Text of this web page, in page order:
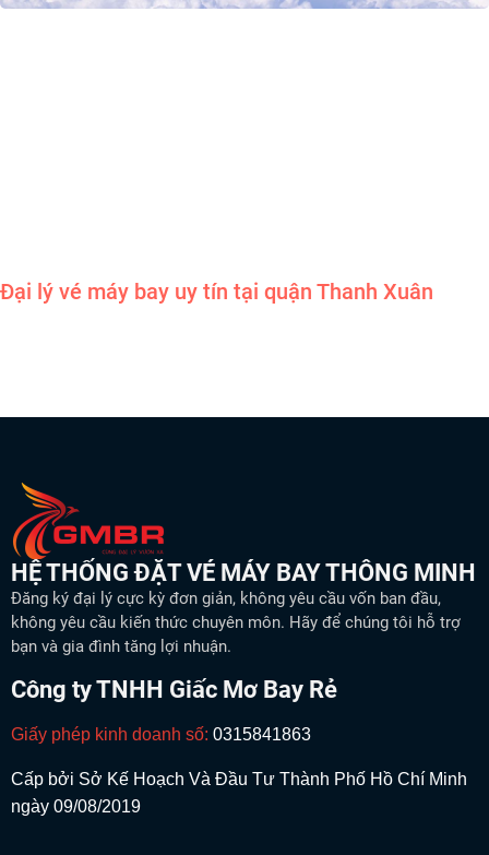
Đại lý vé máy bay uy tín tại quận Thanh Xuân
HỆ THỐNG ĐẶT VÉ MÁY BAY THÔNG MINH
Đăng ký đại lý cực kỳ đơn giản, không yêu cầu vốn ban đầu,
không yêu cầu kiến thức chuyên môn. Hãy để chúng tôi hỗ trợ
bạn và gia đình tăng lợi nhuận.
Công ty TNHH Giấc Mơ Bay Rẻ
Giấy phép kinh doanh số: 0315841863
Cấp bởi Sở Kế Hoạch Và Đầu Tư Thành Phố Hồ Chí Minh
ngày 09/08/2019